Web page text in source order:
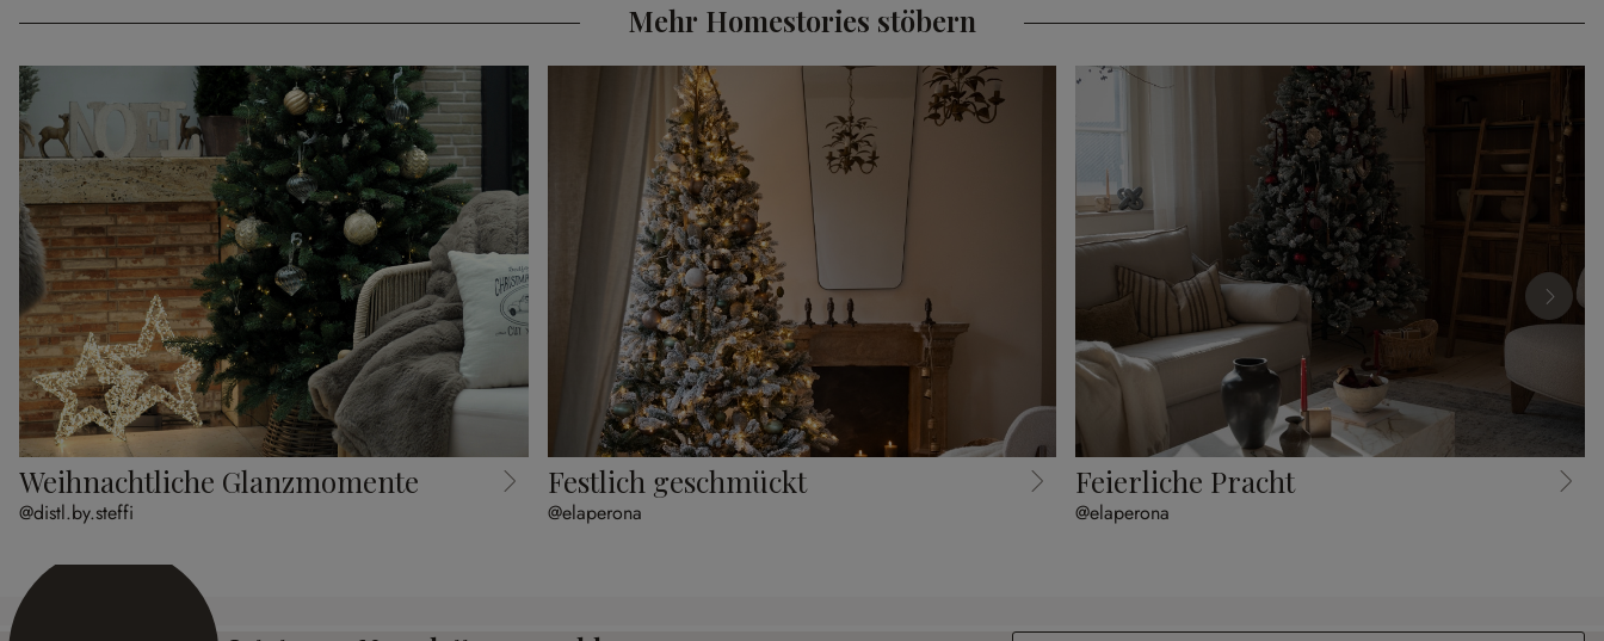
Mehr Homestories stöbern
Weihnachtliche Glanzmomente
@distl.by.steffi
Festlich geschmückt
@elaperona
Feierliche Pracht
@elaperona